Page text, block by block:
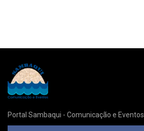
Portal Sambaqui - Comunicação e Eventos